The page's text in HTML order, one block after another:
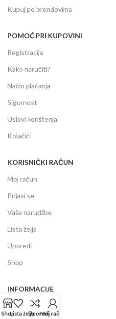
Kupuj po brendovima
POMOĆ PRI KUPOVINI
Registracija
Kako naručiti?
Način plaćanja
Sigurnost
Uslovi korištenja
Kolačići
KORISNIČKI RAČUN
Moj račun
Prijavi se
Vaše narudžbe
Lista želja
Uporedi
Shop
INFORMACIJE
Prodajni centar
ShopLista željaUporediMoj račun